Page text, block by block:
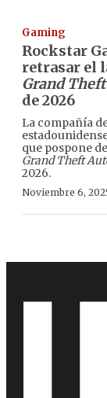
Gaming
Rockstar
retrasar el
Grand
de 2026
La compañía
que pospone
Grand Theft
2026.
Noviembre 6,